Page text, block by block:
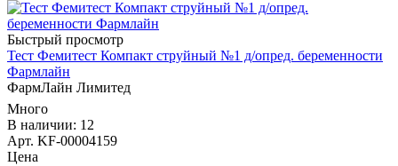
Быстрый просмотр
Тест Фемитест Компакт струйный №1 д/опред. беременности
Фармлайн
ФармЛайн Лимитед
Много
В наличии: 12
Арт. KF-00004159
Цена